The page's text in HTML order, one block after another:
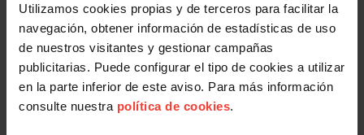
Utilizamos cookies propias y de terceros para facilitar la
navegación, obtener información de estadísticas de uso
de nuestros visitantes y gestionar campañas
publicitarias. Puede configurar el tipo de cookies a utilizar
en la parte inferior de este aviso. Para más información
consulte nuestra política de cookies.
Protección de la información alojada
UNIÓN SINDICAL OBRERA CONFEDERACIÓN realiza
copias de seguridad de los contenidos alojados en sus
servidores, sin embargo no se responsabiliza de la
pérdida o el borrado accidental de los datos por parte